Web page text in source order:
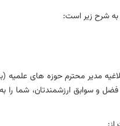
به شرح زیر است:
و سوابق ارزشمندتان، شما را